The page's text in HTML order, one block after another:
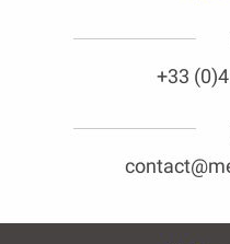
+33